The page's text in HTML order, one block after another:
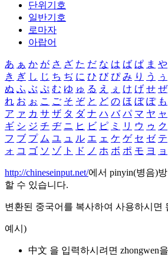
단위기호
일반기호
로마자
아랍어
あ ぁ か が さ ざ た だ な は ば ぱ ま や
き ぎ し じ ち ぢ に ひ び ぴ み り う ぅ
ぬ ふ ぶ ぷ む ゆ ゅ る え ぇ け げ せ ぜ
れ お ぉ こ ご そ ぞ と ど の ほ ぼ ぽ も
ア ァ カ サ ザ タ ダ ナ ハ バ パ マ ヤ ャ
ギ シ ジ チ ヂ ニ ヒ ビ ピ ミ リ ウ ゥ ク
フ ブ プ ム ユ ュ ル エ ェ ケ ゲ セ ゼ テ
ォ コ ゴ ソ ゾ ト ド ノ ホ ボ ポ モ ヨ ョ
http://chineseinput.net/에서 pinyin(병음)
할 수 있습니다.
변환된 중국어를 복사하여 사용하시면
예시)
中文 을 입력하시려면 zhongwen